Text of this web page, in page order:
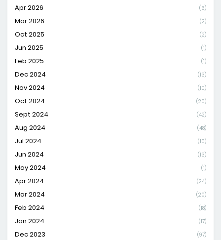
Apr 2026 (6)
Mar 2026 (2)
Oct 2025 (2)
Jun 2025 (1)
Feb 2025 (1)
Dec 2024 (13)
Nov 2024 (10)
Oct 2024 (20)
Sept 2024 (42)
Aug 2024 (48)
Jul 2024 (10)
Jun 2024 (13)
May 2024 (1)
Apr 2024 (24)
Mar 2024 (20)
Feb 2024 (18)
Jan 2024 (17)
Dec 2023 (97)